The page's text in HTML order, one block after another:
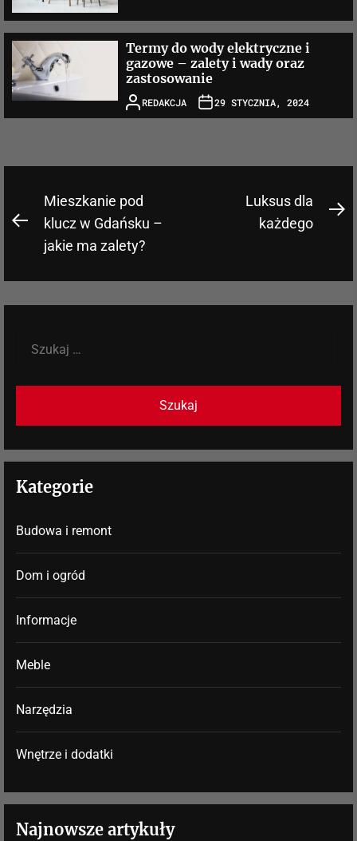
Termy do wody elektryczne i
gazowe – zalety i wady oraz
zastosowanie
REDAKCJA 29 STYCZNIA, 2024
Nawigacja
wpisu
Previous
Mieszkanie pod
klucz w Gdańsku –
jakie ma zalety?
Luksus dla
każdego
Kategorie
Budowa i remont
Dom i ogród
Informacje
Meble
Narzędzia
Wnętrze i dodatki
Najnowsze artykuły